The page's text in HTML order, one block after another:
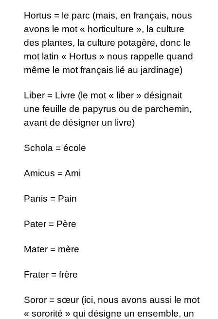
Hortus = le parc (mais, en français, nous
avons le mot « horticulture », la culture
des plantes, la culture potagère, donc le
mot latin « Hortus » nous rappelle quand
même le mot français lié au jardinage)
Liber = Livre (le mot « liber » désignait
une feuille de papyrus ou de parchemin,
avant de désigner un livre)
Schola = école
Amicus = Ami
Panis = Pain
Pater = Père
Mater = mère
Frater = frère
Soror = sœur (ici, nous avons aussi le mot
« sororité » qui désigne un ensemble, un